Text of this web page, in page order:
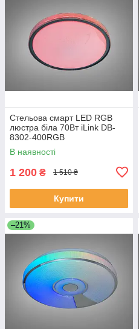
Стельова смарт LED RGB
люстра біла 70Вт iLink DB-
8302-400RGB
В наявності
1 200 ₴ 1 510 ₴
Купити
–21%